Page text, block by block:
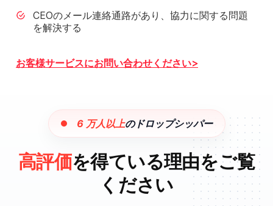
CEOのメール連絡通路があり、協力に関する問題
を解決する
お客様サービスにお問い合わせください
6 万人以上のドロップシッパー
高評価を得ている理由をご覧
ください